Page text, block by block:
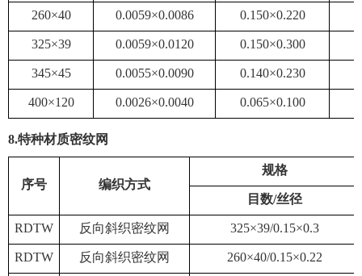
260×40 0.0059×0.0086 0.150×0.220
325×39 0.0059×0.0120 0.150×0.300
345×45 0.0055×0.0090 0.140×0.230
400×120 0.0026×0.0040 0.065×0.100
8.特种材质密纹网
序号 编织方式
规格
目数/丝径
RDTW 反向斜织密纹网 325×39/0.15×0.3
RDTW 反向斜织密纹网 260×40/0.15×0.22